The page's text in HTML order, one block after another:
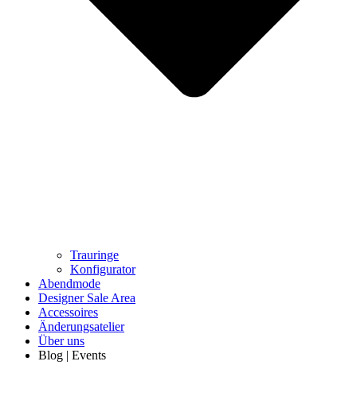
Trauringe
Konfigurator
Abendmode
Designer Sale Area
Accessoires
Änderungsatelier
Über uns
Blog | Events